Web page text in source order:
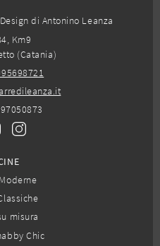
di Antonino Leanza
Km9
(Catania)
misura
Chic